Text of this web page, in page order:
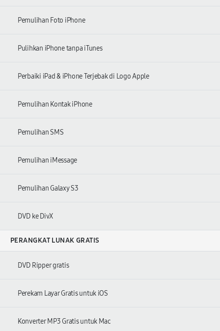
Pemulihan Foto iPhone
Pulihkan iPhone tanpa iTunes
Perbaiki iPad & iPhone Terjebak di Logo Apple
Pemulihan Kontak iPhone
Pemulihan SMS
Pemulihan iMessage
Pemulihan Galaxy S3
DVD ke DivX
PERANGKAT LUNAK GRATIS
DVD Ripper gratis
Perekam Layar Gratis untuk iOS
Konverter MP3 Gratis untuk Mac